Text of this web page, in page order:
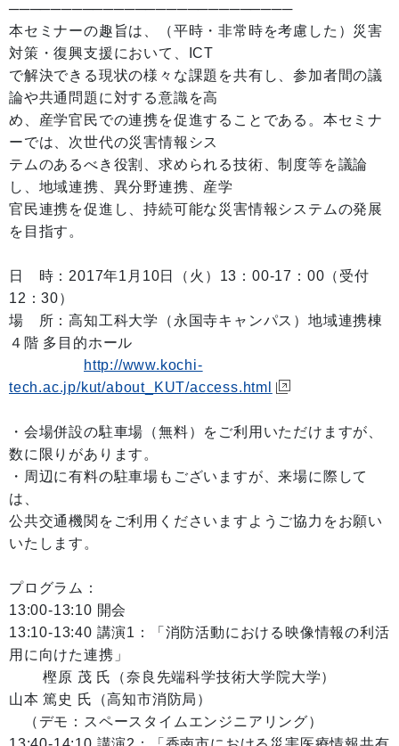
───────────────────────────
本セミナーの趣旨は、（平時・非常時を考慮した）災害
対策・復興支援において、ICT
で解決できる現状の様々な課題を共有し、参加者間の議
論や共通問題に対する意識を高
め、産学官民での連携を促進することである。本セミナ
ーでは、次世代の災害情報シス
テムのあるべき役割、求められる技術、制度等を議論
し、地域連携、異分野連携、産学
官民連携を促進し、持続可能な災害情報システムの発展
を目指す。
日 時：2017年1月10日（火）13：00-17：00（受付
12：30）
場 所：高知工科大学（永国寺キャンパス）地域連携棟
４階 多目的ホール
http://www.kochi-
tech.ac.jp/kut/about_KUT/access.html
・会場併設の駐車場（無料）をご利用いただけますが、
数に限りがあります。
・周辺に有料の駐車場もございますが、来場に際して
は、
公共交通機関をご利用くださいますようご協力をお願い
いたします。
プログラム：
13:00-13:10 開会
13:10-13:40 講演1：「消防活動における映像情報の利活
用に向けた連携」
樫原 茂 氏（奈良先端科学技術大学院大学）
山本 篤史 氏（高知市消防局）
（デモ：スペースタイムエンジニアリング）